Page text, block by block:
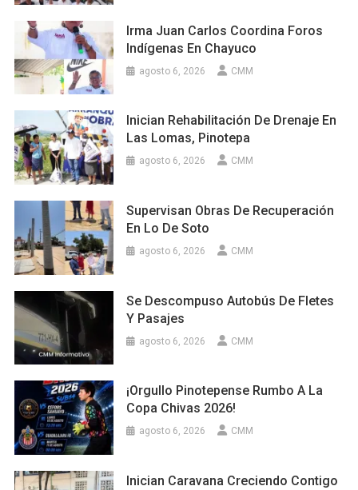
Irma Juan Carlos Coordina Foros
Indígenas En Chayuco
agosto 6, 2026 CMM
Inician Rehabilitación De Drenaje En
Las Lomas, Pinotepa
agosto 6, 2026 CMM
Supervisan Obras De Recuperación
En Lo De Soto
agosto 6, 2026 CMM
Se Descompuso Autobús De Fletes
Y Pasajes
agosto 6, 2026 CMM
¡Orgullo Pinotepense Rumbo A La
Copa Chivas 2026!
agosto 6, 2026 CMM
Inician Caravana Creciendo Contigo